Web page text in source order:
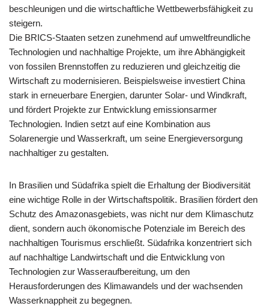
beschleunigen und die wirtschaftliche Wettbewerbsfähigkeit zu
steigern.
Die BRICS-Staaten setzen zunehmend auf umweltfreundliche
Technologien und nachhaltige Projekte, um ihre Abhängigkeit
von fossilen Brennstoffen zu reduzieren und gleichzeitig die
Wirtschaft zu modernisieren. Beispielsweise investiert China
stark in erneuerbare Energien, darunter Solar- und Windkraft,
und fördert Projekte zur Entwicklung emissionsarmer
Technologien. Indien setzt auf eine Kombination aus
Solarenergie und Wasserkraft, um seine Energieversorgung
nachhaltiger zu gestalten.
In Brasilien und Südafrika spielt die Erhaltung der Biodiversität
eine wichtige Rolle in der Wirtschaftspolitik. Brasilien fördert den
Schutz des Amazonasgebiets, was nicht nur dem Klimaschutz
dient, sondern auch ökonomische Potenziale im Bereich des
nachhaltigen Tourismus erschließt. Südafrika konzentriert sich
auf nachhaltige Landwirtschaft und die Entwicklung von
Technologien zur Wasseraufbereitung, um den
Herausforderungen des Klimawandels und der wachsenden
Wasserknappheit zu begegnen.